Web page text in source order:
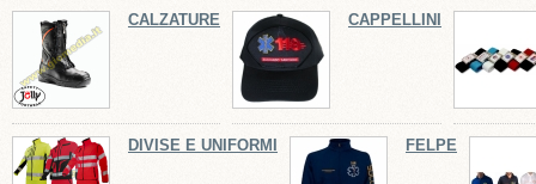
CALZATURE CAPPELLINI
DIVISE E UNIFORMI FELPE